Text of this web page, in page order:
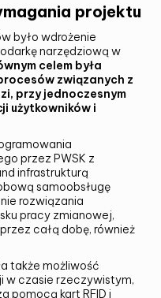
projektu
było wdrożenie
narzędziową w
celem była
związanych z
przy jednoczesnym
użytkowników i
przez PWSK z
infrastrukturą
samoobsługę
rozwiązania
pracy zmianowej,
całą dobę, również
także możliwość
w czasie rzeczywistym,
pomocą kart RFID i